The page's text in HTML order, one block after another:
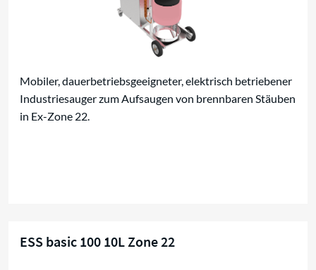
Mobiler, dauerbetriebsgeeigneter, elektrisch betriebener
Industriesauger zum Aufsaugen von brennbaren Stäuben
in Ex-Zone 22.
ESS basic 100 10L Zone 22